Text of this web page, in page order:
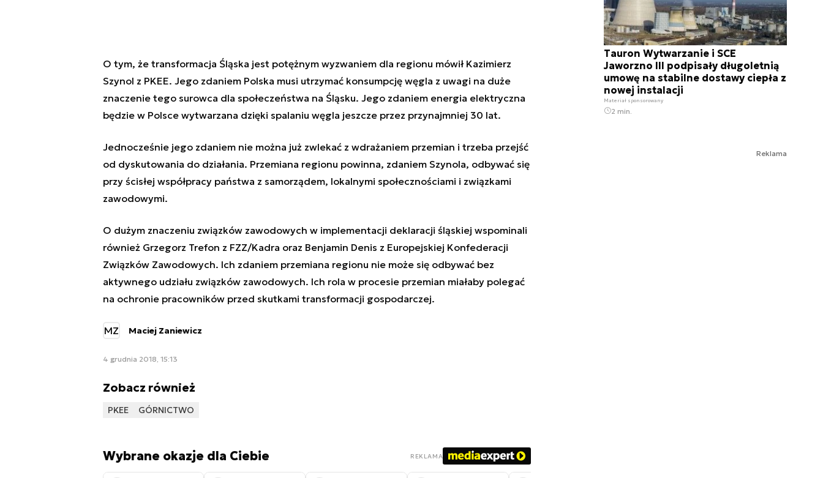
O tym, że transformacja Śląska jest potężnym wyzwaniem dla regionu mówił Kazimierz
Szynol z PKEE. Jego zdaniem Polska musi utrzymać konsumpcję węgla z uwagi na duże
znaczenie tego surowca dla społeczeństwa na Śląsku. Jego zdaniem energia elektryczna
będzie w Polsce wytwarzana dzięki spalaniu węgla jeszcze przez przynajmniej 30 lat.
Jednocześnie jego zdaniem nie można już zwlekać z wdrażaniem przemian i trzeba przejść
od dyskutowania do działania. Przemiana regionu powinna, zdaniem Szynola, odbywać się
przy ścisłej współpracy państwa z samorządem, lokalnymi społecznościami i związkami
zawodowymi.
O dużym znaczeniu związków zawodowych w implementacji deklaracji śląskiej wspominali
również Grzegorz Trefon z FZZ/Kadra oraz Benjamin Denis z Europejskiej Konfederacji
Związków Zawodowych. Ich zdaniem przemiana regionu nie może się odbywać bez
aktywnego udziału związków zawodowych. Ich rola w procesie przemian miałaby polegać
na ochronie pracowników przed skutkami transformacji gospodarczej.
MZ Maciej Zaniewicz
4 grudnia 2018, 15:13
Zobacz również
PKEE GÓRNICTWO
Wybrane okazje dla Ciebie REKLAMA
Tauron Wytwarzanie i SCE
Jaworzno III podpisały długoletnią
umowę na stabilne dostawy ciepła z
nowej instalacji
Materiał sponsorowany
2 min.
Reklama